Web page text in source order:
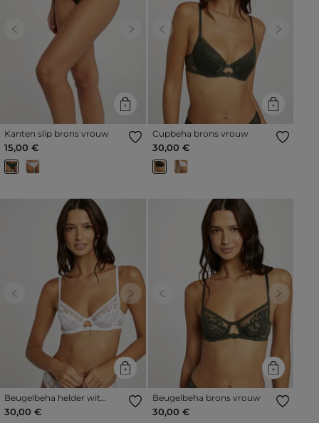
Previous Next
Kanten slip brons vrouw
15,00 €
Previous Next
Cupbeha brons vrouw
30,00 €
Previous Next
Beugelbeha helder wit
vrouw
30,00 €
Previous Next
Beugelbeha brons vrouw
30,00 €